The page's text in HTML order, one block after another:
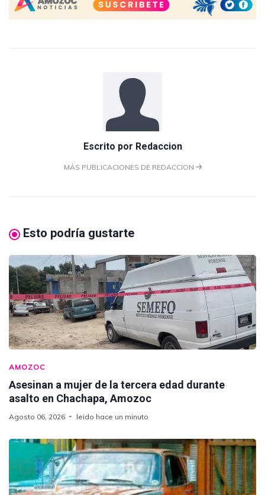
Escrito por Redaccion
MÁS PUBLICACIONES DE REDACCION
Esto podría gustarte
AMOZOC
Asesinan a mujer de la tercera edad durante
asalto en Chachapa, Amozoc
Agosto 06, 2026 leido hace un minuto